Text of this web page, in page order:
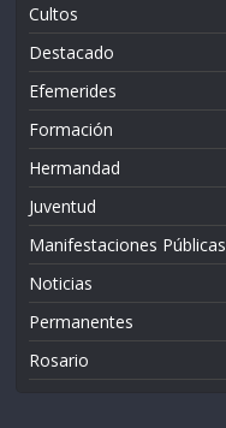
Cultos
Destacado
Efemerides
Formación
Hermandad
Juventud
Manifestaciones Públicas
Noticias
Permanentes
Rosario